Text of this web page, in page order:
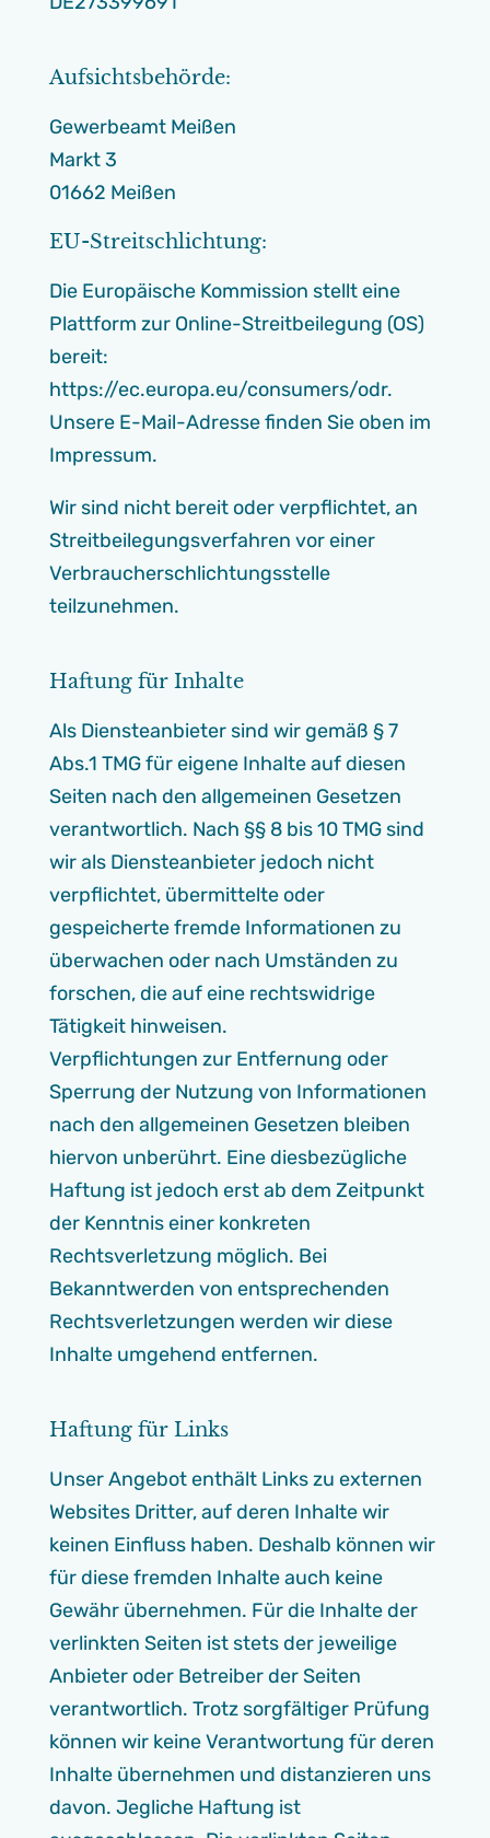
Aufsichtsbehörde:
Gewerbeamt Meißen
Markt 3
01662 Meißen
EU-Streitschlichtung:
Die Europäische Kommission stellt eine
Plattform zur Online-Streitbeilegung (OS)
bereit:
https://ec.europa.eu/consumers/odr.
Unsere E-Mail-Adresse finden Sie oben im
Impressum.
Wir sind nicht bereit oder verpflichtet, an
Streitbeilegungsverfahren vor einer
Verbraucherschlichtungsstelle
teilzunehmen.
Haftung für Inhalte
Als Diensteanbieter sind wir gemäß § 7
Abs.1 TMG für eigene Inhalte auf diesen
Seiten nach den allgemeinen Gesetzen
verantwortlich. Nach §§ 8 bis 10 TMG sind
wir als Diensteanbieter jedoch nicht
verpflichtet, übermittelte oder
gespeicherte fremde Informationen zu
überwachen oder nach Umständen zu
forschen, die auf eine rechtswidrige
Tätigkeit hinweisen.
Verpflichtungen zur Entfernung oder
Sperrung der Nutzung von Informationen
nach den allgemeinen Gesetzen bleiben
hiervon unberührt. Eine diesbezügliche
Haftung ist jedoch erst ab dem Zeitpunkt
der Kenntnis einer konkreten
Rechtsverletzung möglich. Bei
Bekanntwerden von entsprechenden
Rechtsverletzungen werden wir diese
Inhalte umgehend entfernen.
Haftung für Links
Unser Angebot enthält Links zu externen
Websites Dritter, auf deren Inhalte wir
keinen Einfluss haben. Deshalb können wir
für diese fremden Inhalte auch keine
Gewähr übernehmen. Für die Inhalte der
verlinkten Seiten ist stets der jeweilige
Anbieter oder Betreiber der Seiten
verantwortlich. Trotz sorgfältiger Prüfung
können wir keine Verantwortung für deren
Inhalte übernehmen und distanzieren uns
davon. Jegliche Haftung ist